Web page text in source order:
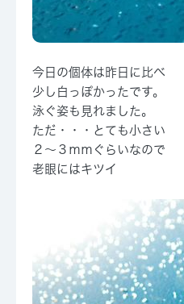
今日の個体は昨日に比べ
少し白っぽかったです。
泳ぐ姿も見れました。
ただ・・・とても小さい
２～３ｍｍぐらいなので
老眼にはキツイ